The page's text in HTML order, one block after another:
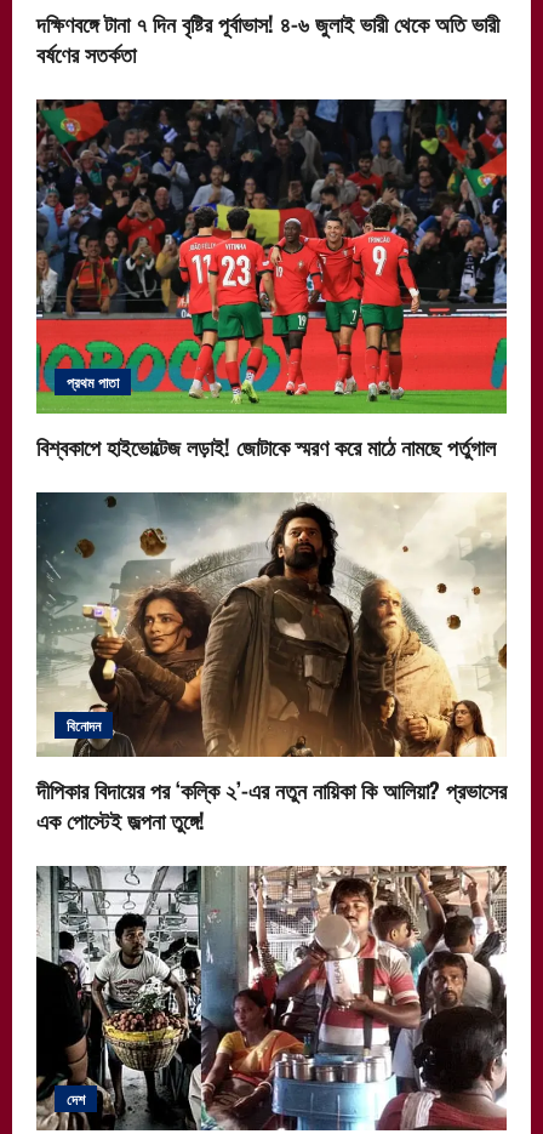
দক্ষিণবঙ্গে টানা ৭ দিন বৃষ্টির পূর্বাভাস! ৪-৬ জুলাই ভারী থেকে অতি ভারী
বর্ষণের সতর্কতা
প্রথম পাতা
বিশ্বকাপে হাইভোল্টেজ লড়াই! জোটাকে স্মরণ করে মাঠে নামছে পর্তুগাল
বিনোদন
দীপিকার বিদায়ের পর ‘কল্কি ২’-এর নতুন নায়িকা কি আলিয়া? প্রভাসের
এক পোস্টেই জল্পনা তুঙ্গে!
দেশ